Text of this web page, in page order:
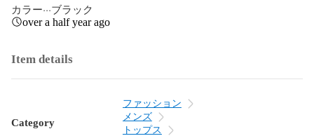
カラー···ブラック
over a half year ago
Item details
Category
ファッション
メンズ
トップス